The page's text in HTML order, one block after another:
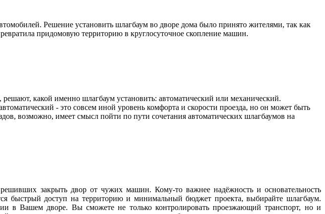
Решение установить шлагбаум во дворе дома было принято жителями, так как
придомовую территорию в круглосуточное скопление машин.
какой именно шлагбаум установить: автоматический или механический.
- это совсем иной уровень комфорта и скорости проезда, но он может быть
возможно, имеет смысл пойти по пути сочетания автоматических шлагбаумов на
закрыть двор от чужих машин. Кому-то важнее надёжность и основательность
быстрый доступ на территорию и минимальный бюджет проекта, выбирайте шлагбаум.
в Вашем дворе. Вы сможете не только контролировать проезжающий транспорт, но и